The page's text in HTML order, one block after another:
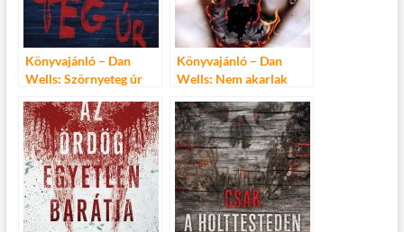
Könyvajánló – Dan
Wells: Szörnyeteg úr
Könyvajánló – Dan
Wells: Nem akarlak